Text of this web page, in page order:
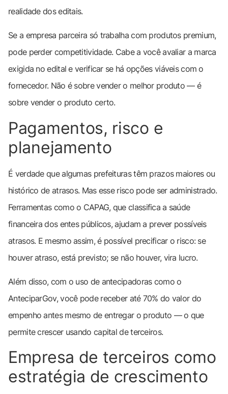
realidade dos editais.
Se a empresa parceira só trabalha com produtos premium,
pode perder competitividade. Cabe a você avaliar a marca
exigida no edital e verificar se há opções viáveis com o
fornecedor. Não é sobre vender o melhor produto — é
sobre vender o produto certo.
Pagamentos, risco e
planejamento
É verdade que algumas prefeituras têm prazos maiores ou
histórico de atrasos. Mas esse risco pode ser administrado.
Ferramentas como o CAPAG, que classifica a saúde
financeira dos entes públicos, ajudam a prever possíveis
atrasos. E mesmo assim, é possível precificar o risco: se
houver atraso, está previsto; se não houver, vira lucro.
Além disso, com o uso de antecipadoras como o
AnteciparGov, você pode receber até 70% do valor do
empenho antes mesmo de entregar o produto — o que
permite crescer usando capital de terceiros.
Empresa de terceiros como
estratégia de crescimento